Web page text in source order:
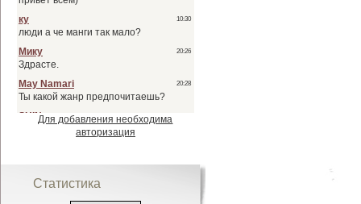
Для добавления необходима
авторизация
Статистика